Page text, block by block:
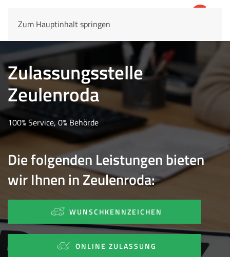
Zum Hauptinhalt springen
Zulassungsstelle
Zeulenroda
100% Service, 0% Behörde
Die folgenden Leistungen bieten
wir Ihnen in Zeulenroda:
WUNSCHKENNZEICHEN
ONLINE ZULASSUNG